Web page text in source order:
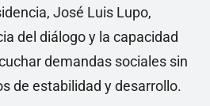
José Luis Lupo,
del diálogo y la capacidad
demandas sociales sin
de estabilidad y desarrollo.